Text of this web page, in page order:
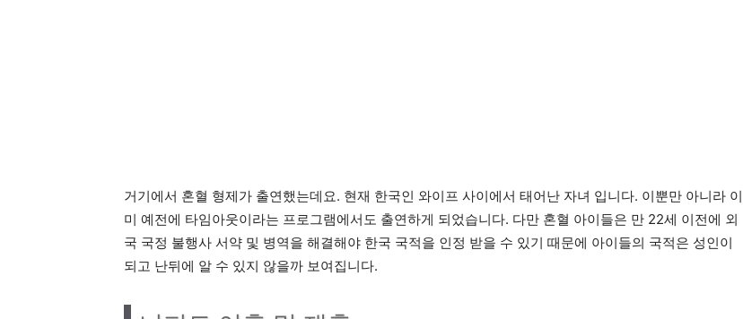
거기에서 혼혈 형제가 출연했는데요. 현재 한국인 와이프 사이에서 태어난 자녀 입니다. 이뿐만 아니라 이
미 예전에 타임아웃이라는 프로그램에서도 출연하게 되었습니다. 다만 혼혈 아이들은 만 22세 이전에 외
국 국정 불행사 서약 및 병역을 해결해야 한국 국적을 인정 받을 수 있기 때문에 아이들의 국적은 성인이
되고 난뒤에 알 수 있지 않을까 보여집니다.